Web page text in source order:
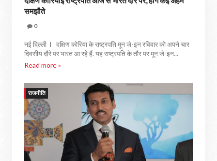
समझौते
0
नई दिल्ली I दक्षिण कोरिया के राष्ट्रपति मून जे-इन रविवार को अपने चार
दिवसीय दौरे पर भारत आ रहे हैं. यह राष्ट्रपति के तौर पर मून जे-इन...
Read more »
राजनीति